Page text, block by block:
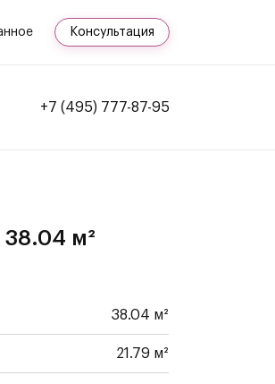
Консультация
+7 (495) 777-87-95
38.04 м²
38.04 м²
21.79 м²